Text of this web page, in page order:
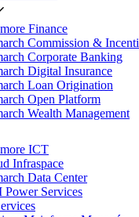
Finance
Commission &
Corporate Banking
Digital Insurance
Loan Origination
Open Platform
Wealth Management
ICT
Infraspace
Data Center
Services